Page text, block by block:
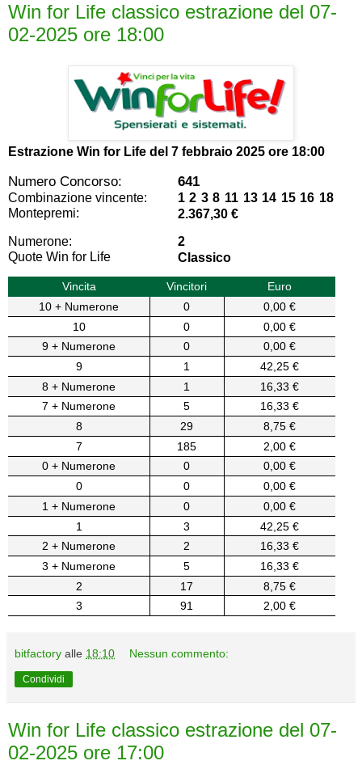
Win for Life classico estrazione del 07-
02-2025 ore 18:00
Estrazione Win for Life del 7 febbraio 2025 ore 18:00
Numero Concorso: 641
Combinazione vincente:
1 2 3 8 11 13 14 15 16 18
Montepremi:
2.367,30 €
Numerone:
2
Quote Win for Life
Classico
Vincita Vincitori
Euro
10 + Numerone
0
0,00 €
10
0
0,00 €
9 + Numerone
0
0,00 €
9
1
42,25 €
8 + Numerone
1
16,33 €
7 + Numerone
5
16,33 €
8
29
8,75 €
7
185
2,00 €
0 + Numerone
0
0,00 €
0
0
0,00 €
1 + Numerone
0
0,00 €
1
3
42,25 €
2 + Numerone
2
16,33 €
3 + Numerone
5
16,33 €
2
17
8,75 €
3
91 2,00 €
bitfactory alle 18:10 Nessun commento:
Condividi
Win for Life classico estrazione del 07-
02-2025 ore 17:00